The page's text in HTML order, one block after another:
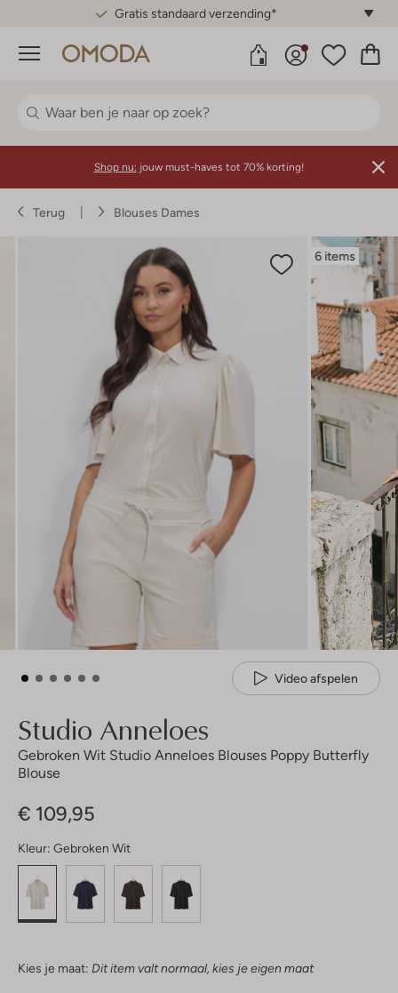
Gratis standaard verzending*
Menu
Shop nu: jouw must-haves tot 70% korting!
Terug Blouses Dames
6 items
Video afspelen
Studio Anneloes
Gebroken Wit Studio Anneloes Blouses Poppy Butterfly
Blouse
€ 109,95
Kleur: Gebroken Wit
Kies je maat: Dit item valt normaal, kies je eigen maat